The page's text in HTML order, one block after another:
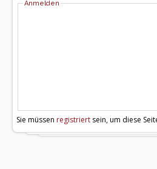
Anmelden
Sie müssen registriert sein, um diese